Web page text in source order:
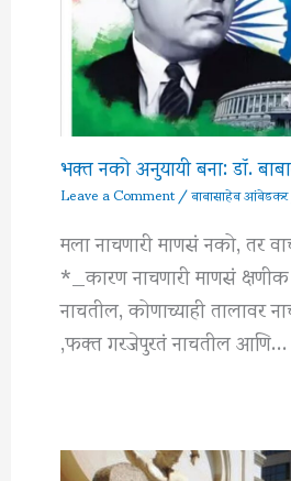
भक्त नको अनुयायी बना: डॉ.
Leave a Comment/बाबासाहेब आंबेडकर
मला नाचणारी माणसं नको, तर
*_कारण नाचणारी माणसं
नाचतील, कोणाच्याही तालावर
,फक्त गरजेपुरतं नाचतील आणि…